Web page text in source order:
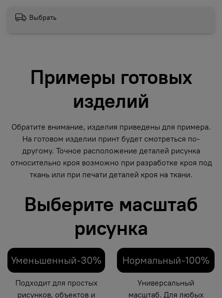
Выбрать
Примеры готовых
изделий
Обратите внимание, изделия приведены для примера.
На готовом изделии принт будет смотреться по-
другому. Точное расположение деталей рисунка
относительно кроя возможно при разработке кроя под
ткань или при печати деталей кроя на ткани.
Выберите масштаб
рисунка
Уменьшенный-30%
Подходит для простых
рисунков, объектов и
Нормальный-100%
Универсальный
масштаб. Для любых